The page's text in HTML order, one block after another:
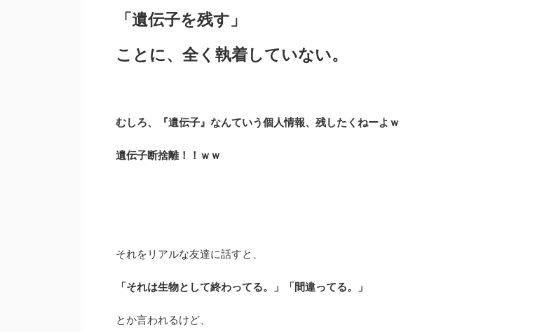
「遺伝子を残す」
ことに、全く執着していない。
むしろ、『遺伝子』なんていう個人情報、残したくねーよｗ
遺伝子断捨離！！ｗｗ
それをリアルな友達に話すと、
「それは生物として終わってる。」「間違ってる。」
とか言われるけど、